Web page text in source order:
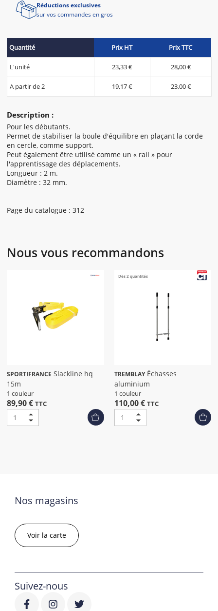
Description :
Pour les débutants.
Permet de stabiliser la boule d'équilibre en plaçant la corde
en cercle, comme support.
Peut également être utilisé comme un « rail » pour
l'apprentissage des déplacements.
Longueur : 2 m.
Diamètre : 32 mm.
Page du catalogue : 312
Réductions exclusives
sur vos commandes en gros
Quantité Prix HT Prix TTC
L'unité 23,33 € 28,00 €
A partir de 2 19,17 € 23,00 €
Nous vous recommandons
SPORTIFRANCE
15m
1 couleur
89,90 € TTC
Dès 2 quantités
TREMBLAYÉchasses
aluminium
1 couleur
110,00 € TTC
Nos magasins
Voir la carte
Suivez-nous